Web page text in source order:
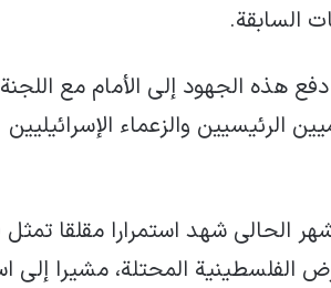
السابقة.
هذه الجهود إلى الأمام مع اللجنة
الرئيسيين والزعماء الإسرائيليين
الحالي شهد استمرارا مقلقا تمثل
الفلسطينية المحتلة، مشيرا إلى